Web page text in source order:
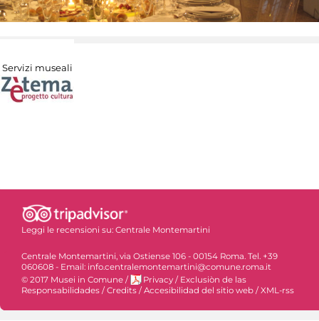
Servizi museali
Leggi le recensioni su: Centrale Montemartini
Centrale Montemartini, via Ostiense 106 - 00154 Roma. Tel. +39
060608 - Email: info.centralemontemartini@comune.roma.it
© 2017 Musei in Comune / Privacy / Exclusiòn de las
Responsabilidades / Credits / Accesibilidad del sitio web / XML-rss